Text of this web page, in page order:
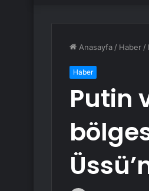
Anasayfa / Haber /
Haber
Putin